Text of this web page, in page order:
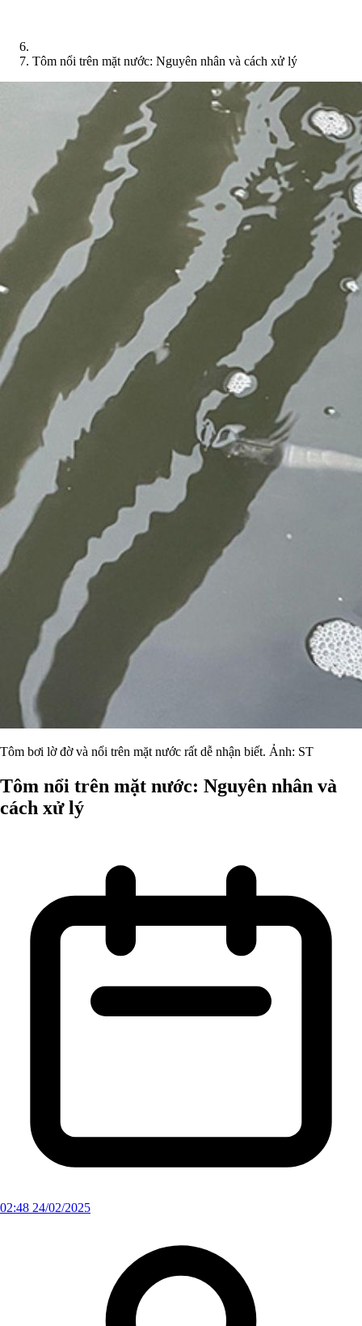
Tôm nổi trên mặt nước: Nguyên nhân và cách xử lý
Tôm bơi lờ đờ và nổi trên mặt nước rất dễ nhận biết. Ảnh: ST
Tôm nổi trên mặt nước: Nguyên nhân và
cách xử lý
02:48 24/02/2025